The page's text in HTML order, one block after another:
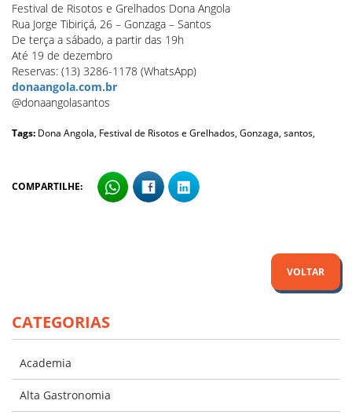
Festival de Risotos e Grelhados Dona Angola
Rua Jorge Tibiriçá, 26 – Gonzaga – Santos
De terça a sábado, a partir das 19h
Até 19 de dezembro
Reservas: (13) 3286-1178 (WhatsApp)
donaangola.com.br
@donaangolasantos
Tags: Dona Angola, Festival de Risotos e Grelhados, Gonzaga, santos,
COMPARTILHE:
VOLTAR
CATEGORIAS
Academia
Alta Gastronomia